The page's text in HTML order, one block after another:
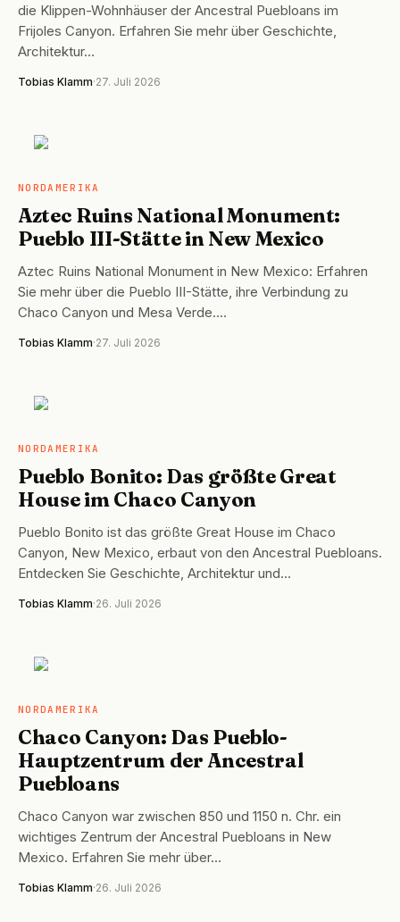
die Klippen-Wohnhäuser der Ancestral Puebloans im
Frijoles Canyon. Erfahren Sie mehr über Geschichte,
Architektur…
Tobias Klamm·27. Juli 2026
NORDAMERIKA
NORDAMERIKA
Aztec Ruins National Monument:
Pueblo III-Stätte in New Mexico
Aztec Ruins National Monument in New Mexico: Erfahren
Sie mehr über die Pueblo III-Stätte, ihre Verbindung zu
Chaco Canyon und Mesa Verde.…
Tobias Klamm·27. Juli 2026
NORDAMERIKA
NORDAMERIKA
Pueblo Bonito: Das größte Great
House im Chaco Canyon
Pueblo Bonito ist das größte Great House im Chaco
Canyon, New Mexico, erbaut von den Ancestral Puebloans.
Entdecken Sie Geschichte, Architektur und…
Tobias Klamm·26. Juli 2026
NORDAMERIKA
NORDAMERIKA
Chaco Canyon: Das Pueblo-
Hauptzentrum der Ancestral
Puebloans
Chaco Canyon war zwischen 850 und 1150 n. Chr. ein
wichtiges Zentrum der Ancestral Puebloans in New
Mexico. Erfahren Sie mehr über…
Tobias Klamm·26. Juli 2026